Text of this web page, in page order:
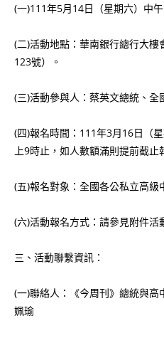
(一)111年5月14日（星期六）中
(二)活動地點：華南銀行總行大
123號）。
(三)活動參與人：蔡英文總統、全
(四)報名時間：111年3月16日（
上9時止，如人數額滿則提前截
(五)報名對象：全國各公私立高級
(六)活動報名方式：請參見附件活
三、活動聯繫資訊：
(一)聯絡人：《今周刊》總統與
姵瑜